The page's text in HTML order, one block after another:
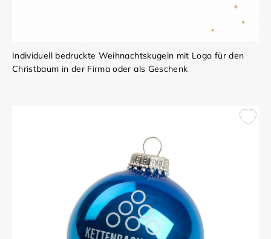
Individuell bedruckte Weihnachtskugeln mit Logo für den
Christbaum in der Firma oder als Geschenk